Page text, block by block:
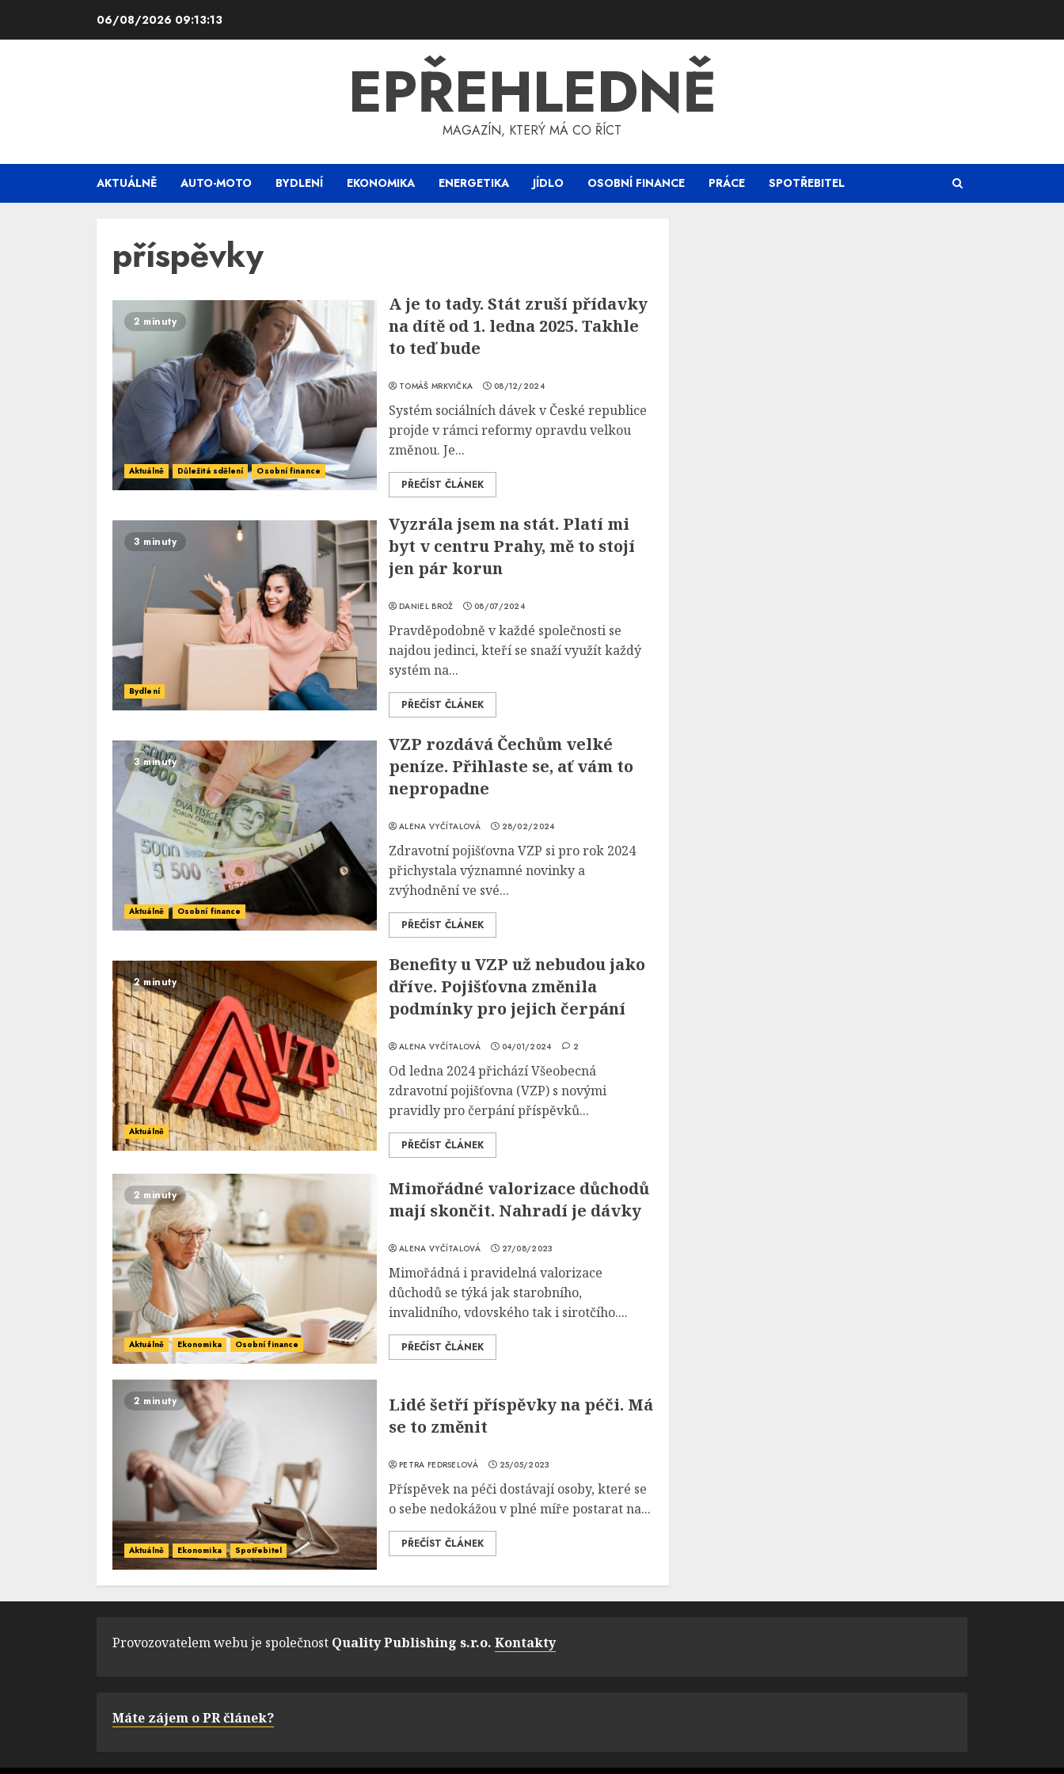
06/08/2026 09:13:13
EPŘEHLEDNĚ
MAGAZÍN, KTERÝ MÁ CO ŘÍCT
AKTUÁLNĚ AUTO-MOTO BYDLENÍ EKONOMIKA ENERGETIKA JÍDLO OSOBNÍ FINANCE PRÁCE SPOTŘEBITEL
příspěvky
2 minuty
Aktuálně Důležitá sdělení Osobní finance
A je to tady. Stát zruší přídavky
na dítě od 1. ledna 2025. Takhle
to teď bude
TOMÁŠ MRKVIČKA 08/12/2024
Systém sociálních dávek v České republice
projde v rámci reformy opravdu velkou
změnou. Je...
PŘEČÍST ČLÁNEK
3 minuty
Bydlení
Vyzrála jsem na stát. Platí mi
byt v centru Prahy, mě to stojí
jen pár korun
DANIEL BROŽ 08/07/2024
Pravděpodobně v každé společnosti se
najdou jedinci, kteří se snaží využít každý
systém na...
PŘEČÍST ČLÁNEK
3 minuty
Aktuálně Osobní finance
VZP rozdává Čechům velké
peníze. Přihlaste se, ať vám to
nepropadne
ALENA VYČÍTALOVÁ 28/02/2024
Zdravotní pojišťovna VZP si pro rok 2024
přichystala významné novinky a
zvýhodnění ve své...
PŘEČÍST ČLÁNEK
2 minuty
Aktuálně
Benefity u VZP už nebudou jako
dříve. Pojišťovna změnila
podmínky pro jejich čerpání
ALENA VYČÍTALOVÁ 04/01/2024 2
Od ledna 2024 přichází Všeobecná
zdravotní pojišťovna (VZP) s novými
pravidly pro čerpání příspěvků...
PŘEČÍST ČLÁNEK
2 minuty
Aktuálně Ekonomika Osobní finance
Mimořádné valorizace důchodů
mají skončit. Nahradí je dávky
ALENA VYČÍTALOVÁ 27/08/2023
Mimořádná i pravidelná valorizace
důchodů se týká jak starobního,
invalidního, vdovského tak i sirotčího....
PŘEČÍST ČLÁNEK
2 minuty
Aktuálně Ekonomika Spotřebitel
Lidé šetří příspěvky na péči. Má
se to změnit
PETRA FEDRSELOVÁ 25/05/2023
Příspěvek na péči dostávají osoby, které se
o sebe nedokážou v plné míře postarat na...
PŘEČÍST ČLÁNEK
Provozovatelem webu je společnost Quality Publishing s.r.o. Kontakty
Máte zájem o PR článek?